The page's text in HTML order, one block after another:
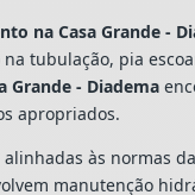
na Casa Grande -
tubulação, pia
Grande - Diadema
apropriados.
alinhadas às normas
manutenção